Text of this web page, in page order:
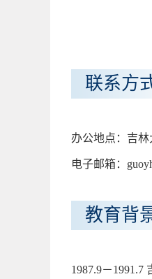
联系方
办公地点：吉
电子邮箱：
教育背
1987.9－